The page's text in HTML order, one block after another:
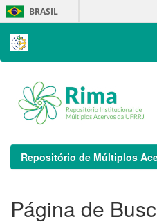
Skip
navigation
BRASIL
Repositório de Múltiplos
Página de